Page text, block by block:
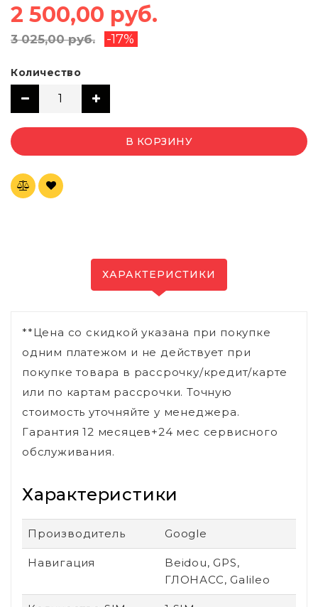
2 500,00 руб.
3 025,00 руб. -17%
Количество
В КОРЗИНУ
ХАРАКТЕРИСТИКИ
**Цена со скидкой указана при покупке
одним платежом и не действует при
покупке товара в рассрочку/кредит/карте
или по картам рассрочки. Точную
стоимость уточняйте у менеджера.
Гарантия 12 месяцев+24 мес сервисного
обслуживания.
Характеристики
Производитель Google
Навигация
Beidou, GPS,
ГЛОНАСС, Galileo